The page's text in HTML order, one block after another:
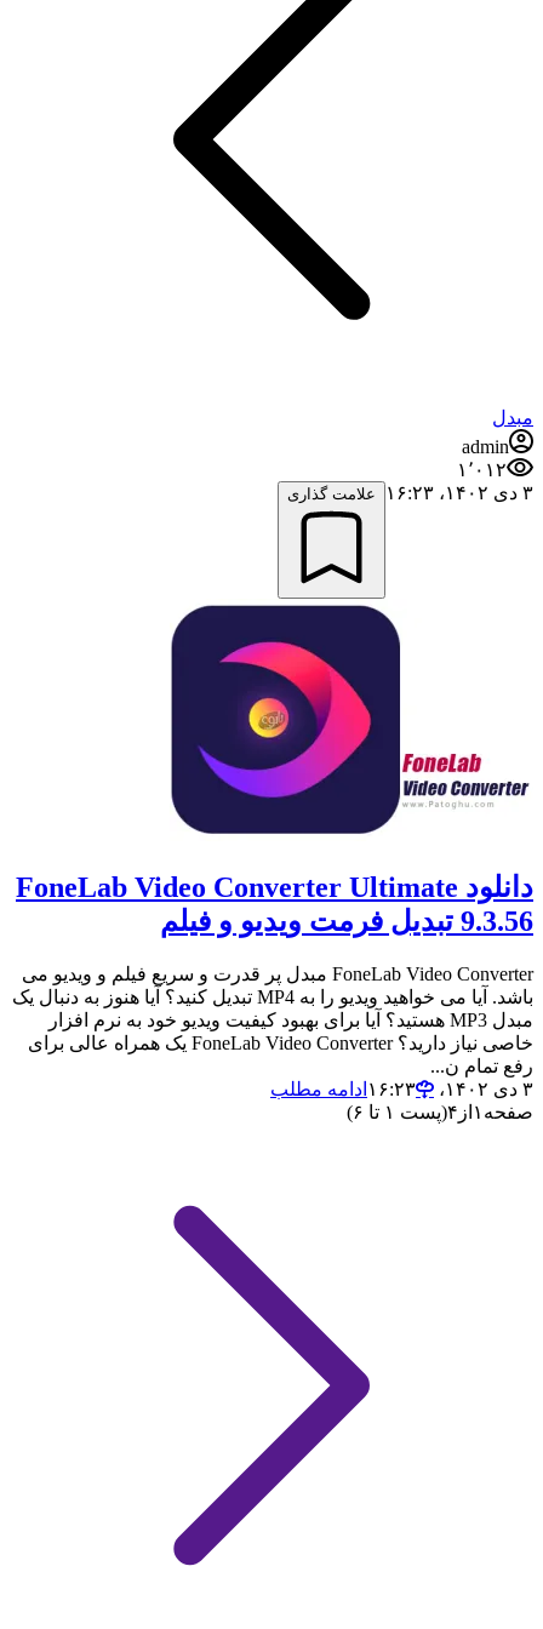
مبدل
admin
۱٬۰۱۲
۳ دی ۱۴۰۲،‏ ۱۶:۲۳
علامت گذاری
دانلود FoneLab Video Converter Ultimate
9.3.56 تبدیل فرمت ویدیو و فیلم
FoneLab Video Converter مبدل پر قدرت و سریع فیلم و ویدیو می
باشد. آیا می خواهید ویدیو را به MP4 تبدیل کنید؟ آیا هنوز به دنبال یک
مبدل MP3 هستید؟ آیا برای بهبود کیفیت ویدیو خود به نرم افزار
خاصی نیاز دارید؟ FoneLab Video Converter یک همراه عالی برای
رفع تمام ن...
۳ دی ۱۴۰۲،‏ ۱۶:۲۳
ادامه مطلب
صفحه ۱ از ۴(پست ۱ تا ۶)